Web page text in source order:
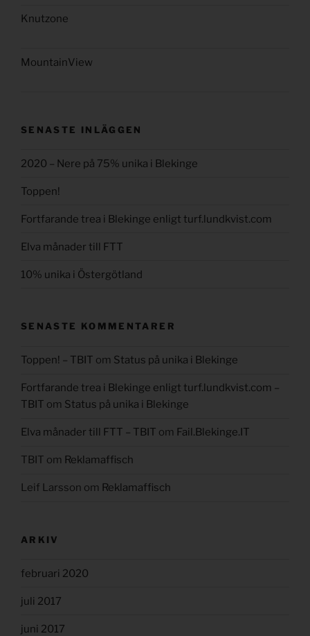
Knutzone
MountainView
SENASTE INLÄGGEN
2020 – Nere på 75% unika i Blekinge
Toppen!
Fortfarande trea i Blekinge enligt turf.lundkvist.com
Elva månader till FTT
10% unika i Östergötland
SENASTE KOMMENTARER
Toppen! – TBIT om Status på unika i Blekinge
Fortfarande trea i Blekinge enligt turf.lundkvist.com –
TBIT om Status på unika i Blekinge
Elva månader till FTT – TBIT om Fail.Blekinge.IT
TBIT om Reklamaffisch
Leif Larsson om Reklamaffisch
ARKIV
februari 2020
juli 2017
juni 2017